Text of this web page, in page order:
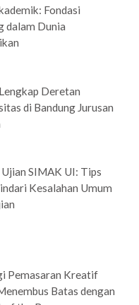
Fondasi
dalam Dunia
Deretan
di Bandung Jurusan
SIMAK UI: Tips
Kesalahan Umum
Pemasaran Kreatif
Batas dengan